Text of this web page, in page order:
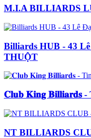
M.I.A BILLIARDS
Billiards HUB - 43
THUỘT
𝐂𝐥𝐮𝐛 𝐊𝐢𝐧𝐠
NT BILLIARDS